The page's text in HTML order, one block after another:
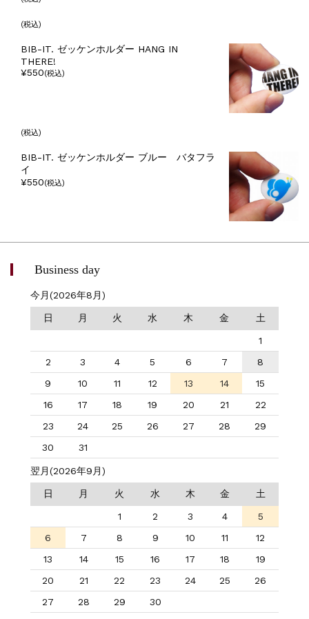
(税込)
BIB-IT. ゼッケンホルダー HANG IN
THERE!
¥550(税込)
(税込)
BIB-IT. ゼッケンホルダー ブルー バタフラ
イ
¥550(税込)
Business day
今月(2026年8月)
日 月 火 水 木 金 土
1
2
3 4 5 6 7
8
9
10 11 12 13 14
15
16
17 18 19 20 21
22
23
24 25 26 27 28
29
30
31
翌月(2026年9月)
日 月 火 水 木 金 土
1 2 3 4
5
6
7 8 9 10 11
12
13
14 15 16 17 18
19
20
21 22 23 24 25
26
27
28 29 30